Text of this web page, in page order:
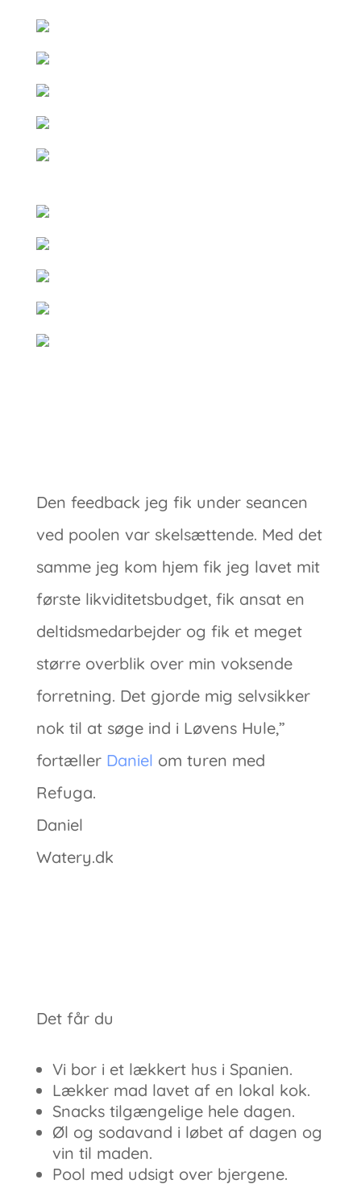
Den feedback jeg fik under seancen
ved poolen var skelsættende. Med det
samme jeg kom hjem fik jeg lavet mit
første likviditetsbudget, fik ansat en
deltidsmedarbejder og fik et meget
større overblik over min voksende
forretning. Det gjorde mig selvsikker
nok til at søge ind i Løvens Hule,”
fortæller Daniel om turen med
Refuga.
Daniel
Watery.dk
Det får du
Vi bor i et lækkert hus i Spanien.
Lækker mad lavet af en lokal kok.
Snacks tilgængelige hele dagen.
Øl og sodavand i løbet af dagen og
vin til maden.
Pool med udsigt over bjergene.